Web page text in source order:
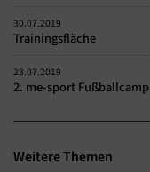
30.07.2019
Trainingsfläche
23.07.2019
2. me-sport Fußballcamp
Weitere Themen